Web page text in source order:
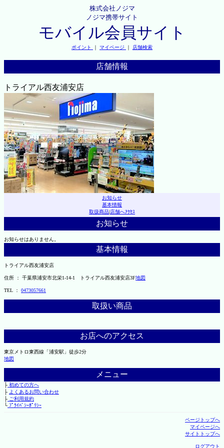
株式会社ノジマ
ノジマ携帯サイト
モバイル会員サイト
ポイント ｜ マイページ ｜ 店舗検索
店舗情報
トライアル西友浦安店
お知らせ
基本情報
取扱商品|店舗へｱｸｾｽ
お知らせ
お知らせはありません。
基本情報
トライアル西友浦安店
住所 ： 千葉県浦安市北栄1-14-1 トライアル西友浦安店3F地図
TEL ： 0473057661
取扱い商品
お店へのアクセス
東京メトロ東西線「浦安駅」徒歩2分
地図
メニュー
├初めての方へ
├ よくあるお問い合わせ
├ご利用規約
└ﾌﾟﾗｲﾊﾞｼｰﾎﾟﾘｼｰ
ページトップへ
マイページへ
サイトトップへ
ログアウト